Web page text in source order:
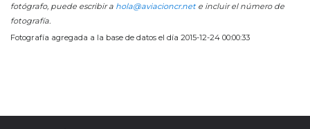
fotógrafo, puede escribir a hola@aviacioncr.nete incluir el número de
fotografía.
Fotografía agregada a la base de datos el día 2015-12-24 00:00:33